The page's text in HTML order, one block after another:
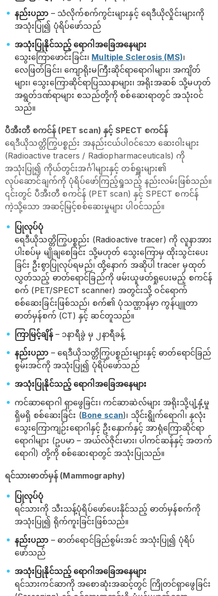
နည်းပညာ – သံလိုက်စက်ကွင်းများနှင့် ရေဒီယိုလှိုင်းများကို
အသုံးပြု၍ ပုံရိပ်ဖော်သည်
အသုံးပြုနိုင်သည့် ရောဂါအခြေအနေများ
သွေးကြောဖောင်းခြင်း၊ Multiple Sclerosis (MS)၊
လေဖြတ်ခြင်း၊ ကျောရိုးမကြီးဆိုင်ရာရောဂါများ၊ အကျိတ်
များ၊ သွေးကြောဆိုင်ရာပြဿနာများ၊ အရိုးအဆစ် သို့မဟုတ်
အရွတ်ဒဏ်ရာများ စသည်တို့ကို စစ်ဆေးရာတွင် အသုံးဝင်
သည်။
ပီအီးတီ စကင်န် (PET scan) နှင့် SPECT စကင်န်
ရေဒီယိုသတ္တိကြွပစ္စည်း အနည်းငယ်ပါဝင်သော ဆေးဝါးများ
(Radioactive tracers / Radiopharmaceuticals) ကို
အသုံးပြု၍ ကိုယ်တွင်းအင်္ဂါများနှင့် တစ်ရှူးများ၏
လုပ်ဆောင်ချက်ကို ပုံရိပ်ဖော်ကြည့်ရှုသည့် နည်းလမ်းဖြစ်သည်။
၎င်းတွင် ပီအီးတီ စကင်န် (PET scan) နှင့် SPECT စကင်န်
ကဲ့သို့သော အဆင့်မြင့်စစ်ဆေးမှုများ ပါဝင်သည်။
ပြုလုပ်ပုံ
ရေဒီယိုသတ္တိကြွပစ္စည်း (Radioactive tracer) ကို လူနာအား
ပါးစပ်မှ မျိုချစေခြင်း သို့မဟုတ် သွေးကြောမှ ထိုးသွင်းပေး
ခြင်း ဦးစွာပြုလုပ်ရမည်၊ ထို့နောက် အဆိုပါ tracer မှထုတ်
လွှတ်သည့် ဓာတ်ရောင်ခြည်ကို ဖမ်းယူဖတ်ရှုပေးမည့် စကင်န်
စက် (PET/SPECT scanner) အတွင်းသို့ ဝင်ရောက်
စစ်ဆေးခြင်းဖြစ်သည်၊ စက်၏ ပုံသဏ္ဌာန်မှာ ကွန်ပျူတာ
ဓာတ်မှန်စက် (CT) နှင့် ဆင်တူသည်။
ကြာမြင့်ချိန်– ၁နာရီခွဲ မှ ၂နာရီခန့်
နည်းပညာ – ရေဒီယိုသတ္တိကြွပစ္စည်းများနှင့် ဓာတ်ရောင်ခြည်
စွမ်းအင်ကို အသုံးပြု၍ ပုံရိပ်ဖော်သည်
အသုံးပြုနိုင်သည့် ရောဂါအခြေအနေများ
ကင်ဆာရောဂါ ရှာဖွေခြင်း၊ ကင်ဆာဆဲလ်များ အရိုးသို့ပျံ့နှံ့မှု
ရှိမရှိ စစ်ဆေးခြင်း (Bone scan)၊ သိုင်းရွိုက်ရောဂါ၊ နှလုံး
သွေးကြောကျဉ်းရောဂါနှင့် ဦးနှောက်နှင့် အာရုံကြောဆိုင်ရာ
ရောဂါများ (ဥပမာ – အယ်လ်ဇိုင်းမား၊ ပါကင်ဆန်နှင့် အတက်
ရောဂါ) တို့ကို စစ်ဆေးရာတွင် အသုံးပြုသည်။
ရင်သားဓာတ်မှန် (Mammography)
ပြုလုပ်ပုံ
ရင်သားကို သီးသန့်ပုံရိပ်ဖော်ပေးနိုင်သည့် ဓာတ်မှန်စက်ကို
အသုံးပြု၍ ရိုက်ကူးခြင်းဖြစ်သည်။
နည်းပညာ – ဓာတ်ရောင်ခြည်စွမ်းအင် အသုံးပြု၍ ပုံရိပ်
ဖော်သည်
အသုံးပြုနိုင်သည့် ရောဂါအခြေအနေများ
ရင်သားကင်ဆာကို အစောဆုံးအဆင့်တွင် ကြိုတင်ရှာဖွေခြင်း